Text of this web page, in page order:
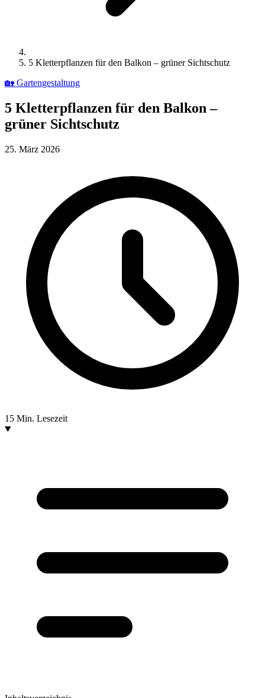
5 Kletterpflanzen für den Balkon – grüner Sichtschutz
🏡 Gartengestaltung
5 Kletterpflanzen für den Balkon –
grüner Sichtschutz
25. März 2026
15 Min. Lesezeit